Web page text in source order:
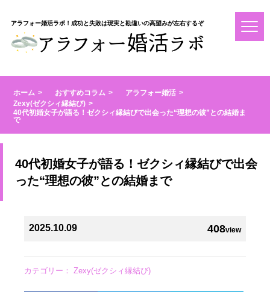
アラフォー婚活ラボ！成功と失敗は現実と勘違いの高望みが左右するぞ
ホーム おすすめコラム
アラフォー婚活
Zexy(ゼクシィ縁結び)
40代初婚女子が語る！ゼクシィ縁結びで出会った“理想の彼”との結婚ま
で
40代初婚女子が語る！ゼクシィ縁結びで出会
った“理想の彼”との結婚まで
408view
2025.10.09
カテゴリー： Zexy(ゼクシィ縁結び)